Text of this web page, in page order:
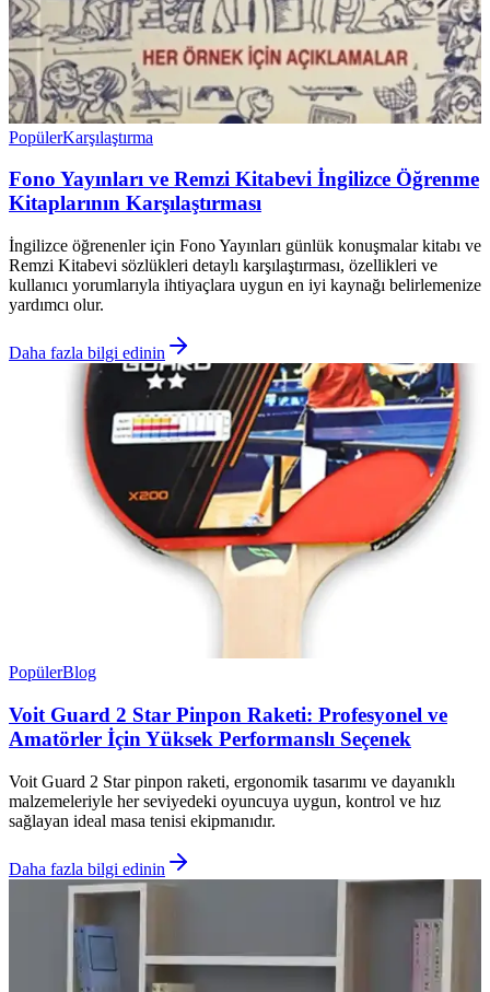
PopülerKarşılaştırma
Fono Yayınları ve Remzi Kitabevi İngilizce Öğrenme
Kitaplarının Karşılaştırması
İngilizce öğrenenler için Fono Yayınları günlük konuşmalar kitabı ve
Remzi Kitabevi sözlükleri detaylı karşılaştırması, özellikleri ve
kullanıcı yorumlarıyla ihtiyaçlara uygun en iyi kaynağı belirlemenize
yardımcı olur.
Daha fazla bilgi edinin
PopülerBlog
Voit Guard 2 Star Pinpon Raketi: Profesyonel ve
Amatörler İçin Yüksek Performanslı Seçenek
Voit Guard 2 Star pinpon raketi, ergonomik tasarımı ve dayanıklı
malzemeleriyle her seviyedeki oyuncuya uygun, kontrol ve hız
sağlayan ideal masa tenisi ekipmanıdır.
Daha fazla bilgi edinin